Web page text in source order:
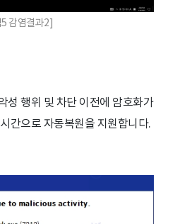
감염결과2]
성 행위 및 차단 이전에 암호화가
간으로 자동복원을 지원합니다.